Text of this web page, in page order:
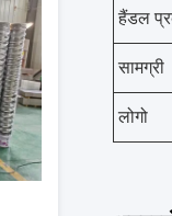
हैंडल
सामग्री
लोगो